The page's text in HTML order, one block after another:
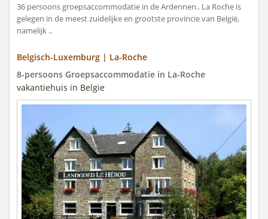
36 persoons groepsaccommodatie in de Ardennen.. La Roche is
gelegen in de meest zuidelijke en grootste provincie van België,
namelijk ..
Belgisch-Luxemburg | La-Roche
8-persoons Groepsaccommodatie in La-Roche
vakantiehuis in Belgie